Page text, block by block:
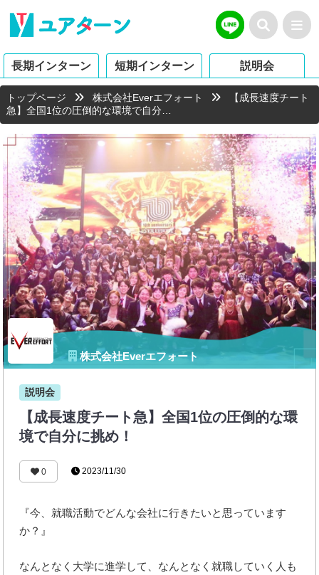
長期インターン 短期インターン 説明会
トップページ 株式会社Everエフォート
【成長速度チート
急】全国1位の圧倒的な環境で自分…
株式会社Everエフォート
説明会
【成長速度チート急】全国1位の圧倒的な環
境で自分に挑め！
0 2023/11/30
『今、就職活動でどんな会社に行きたいと思っています
か？』
なんとなく大学に進学して、なんとなく就職していく人も